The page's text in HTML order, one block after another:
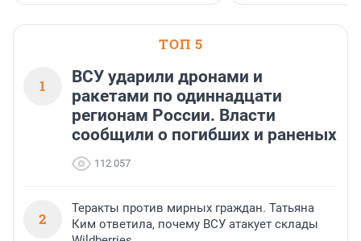
ТОП 5
1
ВСУ ударили дронами и
ракетами по одиннадцати
регионам России. Власти
сообщили о погибших и раненых
112 057
2
Теракты против мирных граждан. Татьяна
Ким ответила, почему ВСУ атакует склады